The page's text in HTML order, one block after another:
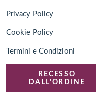
Privacy Policy
Cookie Policy
Termini e Condizioni
RECESSO
DALL'ORDINE